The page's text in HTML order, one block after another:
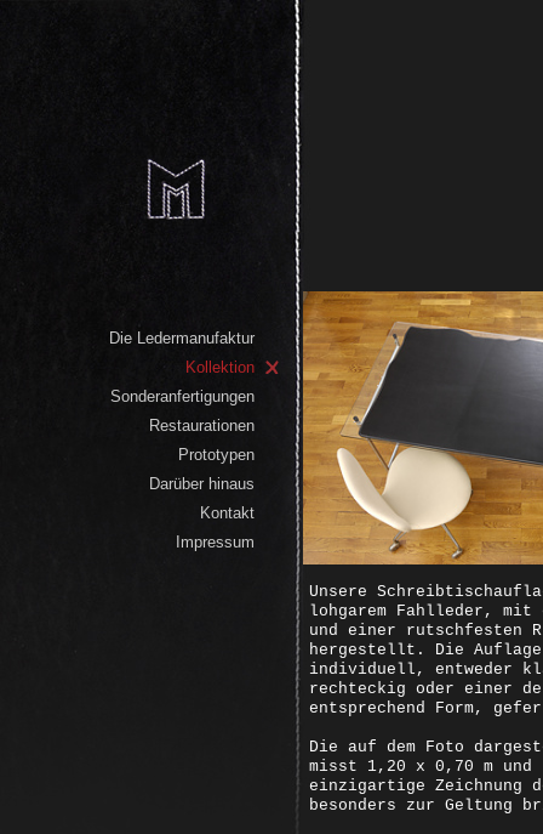
Die Ledermanufaktur
Kollektion
Sonderanfertigungen
Restaurationen
Prototypen
Darüber hinaus
Kontakt
Impressum
Unsere
lohgarem Fahlleder,
und einer rutschfesten
hergestellt. Die Auflage
individuell, entweder
rechteckig oder einer
entsprechend Form,
Die auf dem Foto
misst 1,20 x 0,70 m
einzigartige Zeichnung
besonders zur Geltung